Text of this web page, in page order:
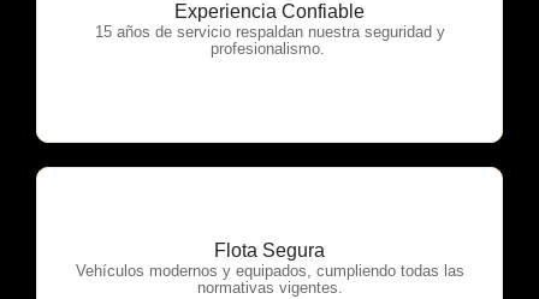
Experiencia Confiable
15 años de servicio respaldan nuestra seguridad y
profesionalismo.
OTP Servicios
Flota Segura
Vehículos modernos y equipados, cumpliendo todas las
normativas vigentes.
OTP Servicios